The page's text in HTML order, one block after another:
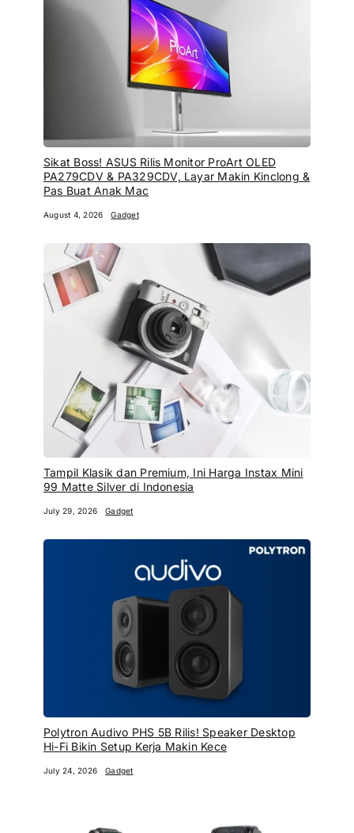
Sikat Boss! ASUS Rilis Monitor ProArt OLED
PA279CDV & PA329CDV, Layar Makin Kinclong &
Pas Buat Anak Mac
August 4, 2026 Gadget
Tampil Klasik dan Premium, Ini Harga Instax Mini
99 Matte Silver di Indonesia
July 29, 2026 Gadget
Polytron Audivo PHS 5B Rilis! Speaker Desktop
Hi-Fi Bikin Setup Kerja Makin Kece
July 24, 2026 Gadget